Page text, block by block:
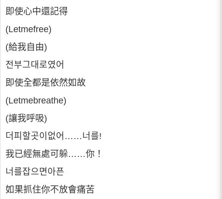
即使心中還記得
(Letmefree)
(給我自由)
전부그대로였어
即使全都是依然如故
(Letmebreathe)
(讓我呼吸)
더피할곳이없어……너를!
我已經無處可躲……你！
너를잡으면아픈
如果抓住你不放會痛苦